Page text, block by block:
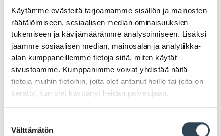
Käytämme evästeitä tarjoamamme sisällön ja mainosten
räätälöimiseen, sosiaalisen median ominaisuuksien
tukemiseen ja kävijämäärämme analysoimiseen. Lisäksi
jaamme sosiaalisen median, mainosalan ja analytiikka-
alan kumppaneillemme tietoja siitä, miten käytät
sivustoamme. Kumppanimme voivat yhdistää näitä
tietoja muihin tietoihin, joita olet antanut heille tai joita on
kerätty, kun olet käyttänyt heidän palvelujaan.
valinta
Välttämätön
26.11.2025
Pokemood avaa 2. kerrokseen ke